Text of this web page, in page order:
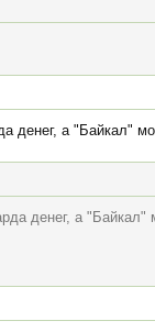
денег, а "Байкал"
денег, а "Байкал"